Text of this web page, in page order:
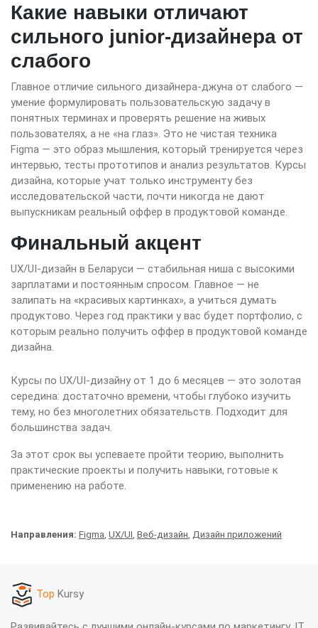
Какие навыки отличают
сильного junior-дизайнера от
слабого
Главное отличие сильного дизайнера-джуна от слабого —
умение формулировать пользовательскую задачу в
понятных терминах и проверять решение на живых
пользователях, а не «на глаз». Это не чистая техника
Figma — это образ мышления, который тренируется через
интервью, тесты прототипов и анализ результатов. Курсы
дизайна, которые учат только инструменту без
исследовательской части, почти никогда не дают
выпускникам реальный оффер в продуктовой команде.
Финальный акцент
UX/UI-дизайн в Беларуси — стабильная ниша с высокими
зарплатами и постоянным спросом. Главное — не
залипать на «красивых картинках», а учиться думать
продуктово. Через год практики у вас будет портфолио, с
которым реально получить оффер в продуктовой команде
дизайна.
Курсы по UX/UI-дизайну от 1 до 6 месяцев — это золотая
середина: достаточно времени, чтобы глубоко изучить
тему, но без многолетних обязательств. Подходит для
большинства задач.
За этот срок вы успеваете пройти теорию, выполнить
практические проекты и получить навыки, готовые к
применению на работе.
Направления: Figma, UX/UI, Веб-дизайн, Дизайн приложений
Top Kursy